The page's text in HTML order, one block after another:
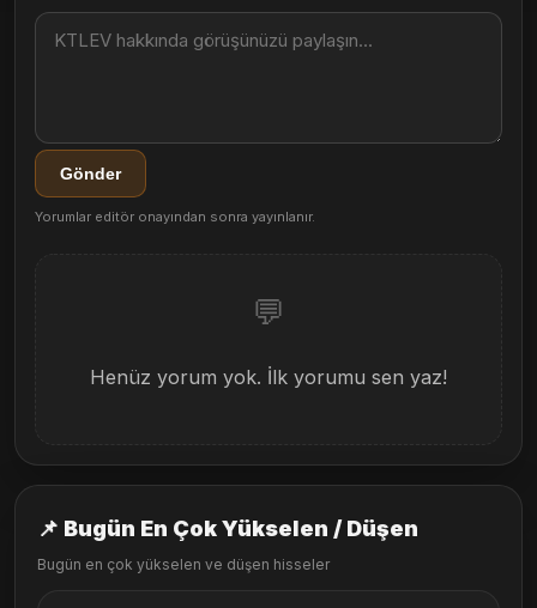
Gönder
Yorumlar editör onayından sonra yayınlanır.
💬
Henüz yorum yok. İlk yorumu sen yaz!
📌 Bugün En Çok Yükselen / Düşen
Bugün en çok yükselen ve düşen hisseler